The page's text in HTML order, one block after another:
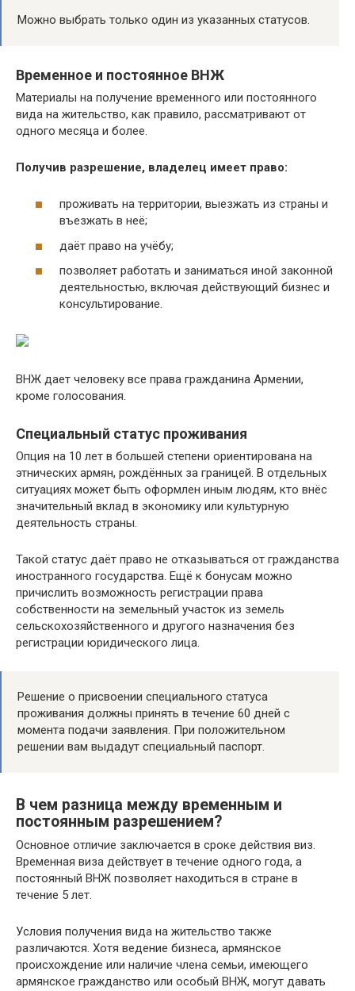
Можно выбрать только один из указанных статусов.
Временное и постоянное ВНЖ
Материалы на получение временного или постоянного
вида на жительство, как правило, рассматривают от
одного месяца и более.
Получив разрешение, владелец имеет право:
проживать на территории, выезжать из страны и
въезжать в неё;
даёт право на учёбу;
позволяет работать и заниматься иной законной
деятельностью, включая действующий бизнес и
консультирование.
ВНЖ дает человеку все права гражданина Армении,
кроме голосования.
Специальный статус проживания
Опция на 10 лет в большей степени ориентирована на
этнических армян, рождённых за границей. В отдельных
ситуациях может быть оформлен иным людям, кто внёс
значительный вклад в экономику или культурную
деятельность страны.
Такой статус даёт право не отказываться от гражданства
иностранного государства. Ещё к бонусам можно
причислить возможность регистрации права
собственности на земельный участок из земель
сельскохозяйственного и другого назначения без
регистрации юридического лица.
Решение о присвоении специального статуса
проживания должны принять в течение 60 дней с
момента подачи заявления. При положительном
решении вам выдадут специальный паспорт.
В чем разница между временным и
постоянным разрешением?
Основное отличие заключается в сроке действия виз.
Временная виза действует в течение одного года, а
постоянный ВНЖ позволяет находиться в стране в
течение 5 лет.
Условия получения вида на жительство также
различаются. Хотя ведение бизнеса, армянское
происхождение или наличие члена семьи, имеющего
армянское гражданство или особый ВНЖ, могут давать